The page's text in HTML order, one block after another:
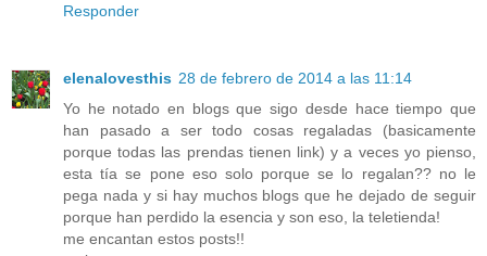
Responder
elenalovesthis 28 de febrero de 2014 a las 11:14
Yo he notado en blogs que sigo desde hace tiempo que
han pasado a ser todo cosas regaladas (basicamente
porque todas las prendas tienen link) y a veces yo pienso,
esta tía se pone eso solo porque se lo regalan?? no le
pega nada y si hay muchos blogs que he dejado de seguir
porque han perdido la esencia y son eso, la teletienda!
me encantan estos posts!!